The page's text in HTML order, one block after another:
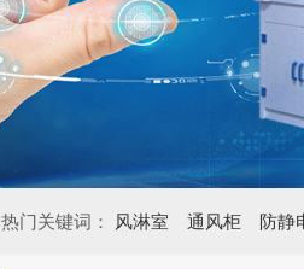
热门关键词： 风淋室 通风柜 防静